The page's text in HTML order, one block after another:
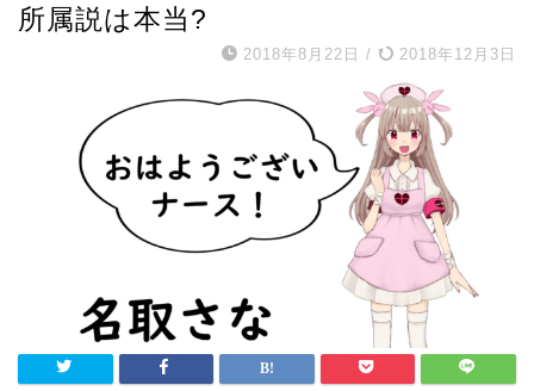
所属説は本当?
2018年8月22日 / 2018年12月3日